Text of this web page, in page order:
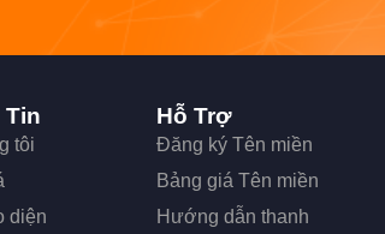
Tin
tôi
diện
Hỗ Trợ
Đăng ký Tên miền
Bảng giá Tên miền
Hướng dẫn thanh